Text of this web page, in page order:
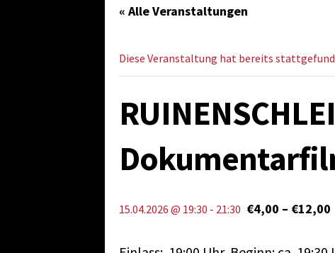
« Alle Veranstaltungen
Diese Veranstaltung hat bereits
15.04.2026 @ 19:30 - 21:30 €4,00 – €12,00